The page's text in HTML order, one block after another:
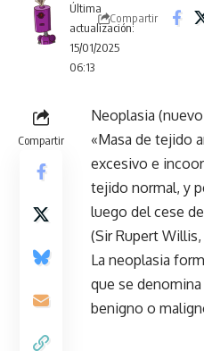
Última
actualización:
15/01/2025
06:13
Compartir
Compartir
Neoplasia
«Masa de tejido
excesivo e
tejido normal, y
luego del cese
(Sir Rupert Willis,
La neoplasia
que se
benigno o